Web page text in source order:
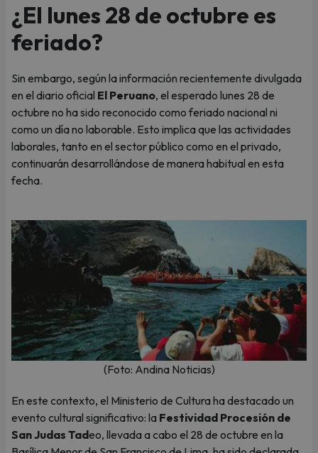
¿El lunes 28 de octubre es
feriado?
Sin embargo, según la información recientemente divulgada
en el diario oficial El Peruano, el esperado lunes 28 de
octubre no ha sido reconocido como feriado nacional ni
como un día no laborable. Esto implica que las actividades
laborales, tanto en el sector público como en el privado,
continuarán desarrollándose de manera habitual en esta
fecha.
(Foto: Andina Noticias)
En este contexto, el Ministerio de Cultura ha destacado un
evento cultural significativo: la Festividad Procesión de
San Judas Tadeo, llevada a cabo el 28 de octubre en la